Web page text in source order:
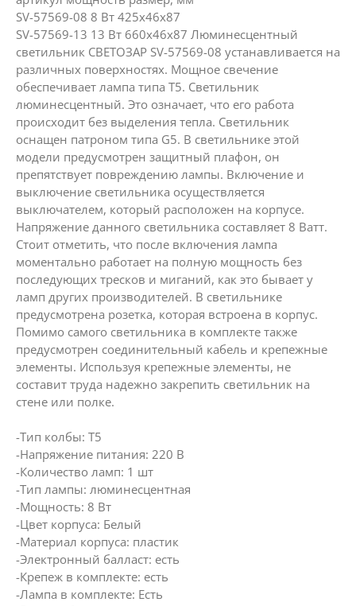
SV-57569-08 8 Вт 425х46х87
SV-57569-13 13 Вт 660х46х87 Люминесцентный
светильник СВЕТОЗАР SV-57569-08 устанавливается на
различных поверхностях. Мощное свечение
обеспечивает лампа типа Т5. Светильник
люминесцентный. Это означает, что его работа
происходит без выделения тепла. Светильник
оснащен патроном типа G5. В светильнике этой
модели предусмотрен защитный плафон, он
препятствует повреждению лампы. Включение и
выключение светильника осуществляется
выключателем, который расположен на корпусе.
Напряжение данного светильника составляет 8 Ватт.
Стоит отметить, что после включения лампа
моментально работает на полную мощность без
последующих тресков и миганий, как это бывает у
ламп других производителей. В светильнике
предусмотрена розетка, которая встроена в корпус.
Помимо самого светильника в комплекте также
предусмотрен соединительный кабель и крепежные
элементы. Используя крепежные элементы, не
составит труда надежно закрепить светильник на
стене или полке.
-Тип колбы: T5
-Напряжение питания: 220 В
-Количество ламп: 1 шт
-Тип лампы: люминесцентная
-Мощность: 8 Вт
-Цвет корпуса: Белый
-Материал корпуса: пластик
-Электронный балласт: есть
-Крепеж в комплекте: есть
-Лампа в комплекте: Есть